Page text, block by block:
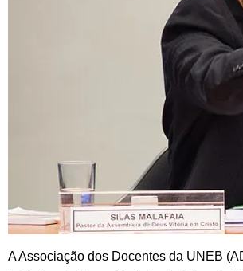
A Associação dos Docentes da UNEB